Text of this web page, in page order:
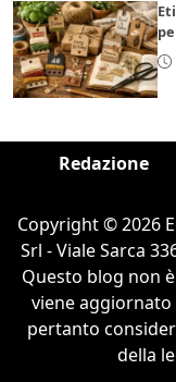
Redazione
Copyright © 2026
Srl - Viale Sarca
Questo blog non
viene
pertanto
della